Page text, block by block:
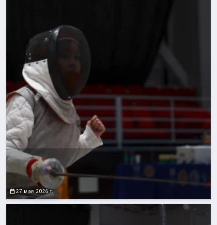
27 мая 2026 г.